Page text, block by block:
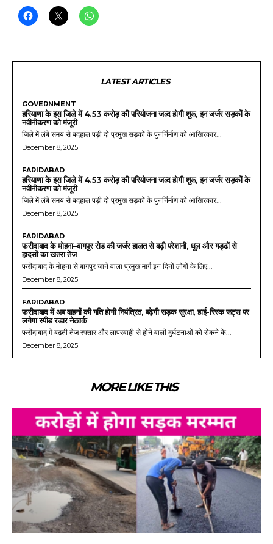
LATEST ARTICLES
GOVERNMENT
हरियाणा के इस जिले में 4.53 करोड़ की परियोजना जल्द होगी शुरू, इन जर्जर सड़कों के
नवीनीकरण को मंजूरी
जिले में लंबे समय से बदहाल पड़ी दो प्रमुख सड़कों के पुनर्निर्माण को आखिरकार...
December 8, 2025
FARIDABAD
हरियाणा के इस जिले में 4.53 करोड़ की परियोजना जल्द होगी शुरू, इन जर्जर सड़कों के
नवीनीकरण को मंजूरी
जिले में लंबे समय से बदहाल पड़ी दो प्रमुख सड़कों के पुनर्निर्माण को आखिरकार...
December 8, 2025
FARIDABAD
फरीदाबाद के मोहना–बागपुर रोड की जर्जर हालत से बढ़ी परेशानी, धूल और गड्ढों से
हादसों का खतरा तेज
फरीदाबाद के मोहना से बागपुर जाने वाला प्रमुख मार्ग इन दिनों लोगों के लिए...
December 8, 2025
FARIDABAD
फरीदाबाद में अब वाहनों की गति होगी नियंत्रित, बढ़ेगी सड़क सुरक्षा, हाई-रिस्क रूट्स पर
लगेगा स्पीड रडार नेटवर्क
फरीदाबाद में बढ़ती तेज रफ्तार और लापरवाही से होने वाली दुर्घटनाओं को रोकने के...
December 8, 2025
MORE LIKE THIS